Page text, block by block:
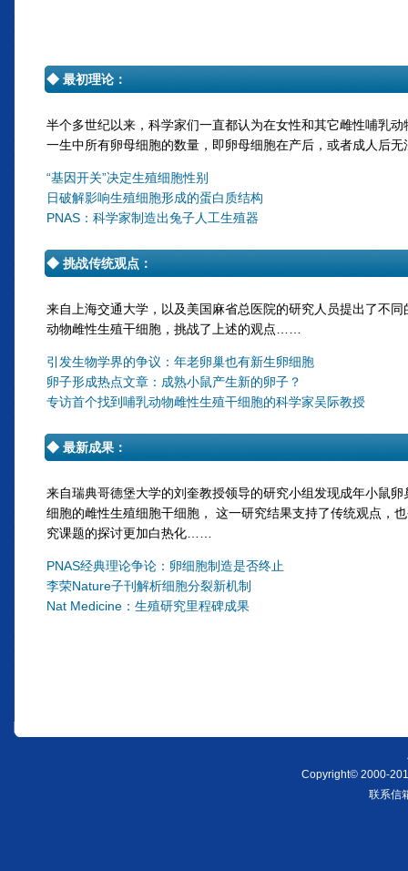
◆ 最初理论：
半个多世纪以来，科学家们一直都认为在女性和其它雌性哺乳
一生中所有卵母细胞的数量，即卵母细胞在产后，或者成人后
“基因开关”决定生殖细胞性别
日破解影响生殖细胞形成的蛋白质结构
PNAS：科学家制造出兔子人工生殖器
◆ 挑战传统观点：
来自上海交通大学，以及美国麻省总医院的研究人员提出了不
动物雌性生殖干细胞，挑战了上述的观点……
引发生物学界的争议：年老卵巢也有新生卵细胞
卵子形成热点文章：成熟小鼠产生新的卵子？
专访首个找到哺乳动物雌性生殖干细胞的科学家吴际教授
◆ 最新成果：
来自瑞典哥德堡大学的刘奎教授领导的研究小组发现成年小鼠
细胞的雌性生殖细胞干细胞， 这一研究结果支持了传统观点，
究课题的探讨更加白热化……
PNAS经典理论争论：卵细胞制造是否终止
李荣Nature子刊解析细胞分裂新机制
Nat Medicine：生殖研究里程碑成果
Copyright© 2000-
联系信